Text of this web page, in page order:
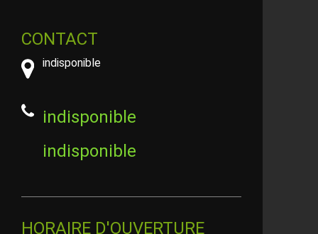
CONTACT
indisponible
indisponible
indisponible
HORAIRE D'OUVERTURE